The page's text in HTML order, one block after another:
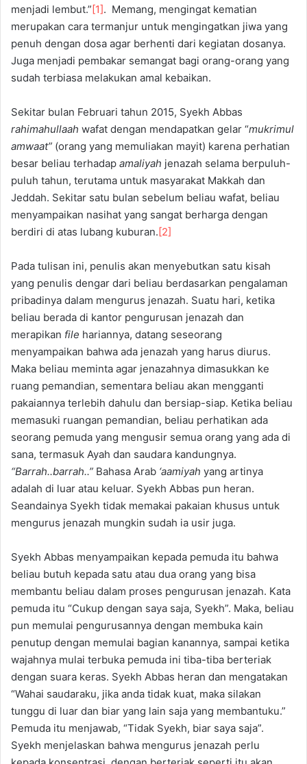
menjadi lembut.”[1]. Memang, mengingat kematian
merupakan cara termanjur untuk mengingatkan jiwa yang
penuh dengan dosa agar berhenti dari kegiatan dosanya.
Juga menjadi pembakar semangat bagi orang-orang yang
sudah terbiasa melakukan amal kebaikan.
Sekitar bulan Februari tahun 2015, Syekh Abbas
rahimahullaah wafat dengan mendapatkan gelar “mukrimul
amwaat” (orang yang memuliakan mayit) karena perhatian
besar beliau terhadap amaliyah jenazah selama berpuluh-
puluh tahun, terutama untuk masyarakat Makkah dan
Jeddah. Sekitar satu bulan sebelum beliau wafat, beliau
menyampaikan nasihat yang sangat berharga dengan
berdiri di atas lubang kuburan.[2]
Pada tulisan ini, penulis akan menyebutkan satu kisah
yang penulis dengar dari beliau berdasarkan pengalaman
pribadinya dalam mengurus jenazah. Suatu hari, ketika
beliau berada di kantor pengurusan jenazah dan
merapikan file hariannya, datang seseorang
menyampaikan bahwa ada jenazah yang harus diurus.
Maka beliau meminta agar jenazahnya dimasukkan ke
ruang pemandian, sementara beliau akan mengganti
pakaiannya terlebih dahulu dan bersiap-siap. Ketika beliau
memasuki ruangan pemandian, beliau perhatikan ada
seorang pemuda yang mengusir semua orang yang ada di
sana, termasuk Ayah dan saudara kandungnya.
“Barrah..barrah..” Bahasa Arab ‘aamiyah yang artinya
adalah di luar atau keluar. Syekh Abbas pun heran.
Seandainya Syekh tidak memakai pakaian khusus untuk
mengurus jenazah mungkin sudah ia usir juga.
Syekh Abbas menyampaikan kepada pemuda itu bahwa
beliau butuh kepada satu atau dua orang yang bisa
membantu beliau dalam proses pengurusan jenazah. Kata
pemuda itu “Cukup dengan saya saja, Syekh”. Maka, beliau
pun memulai pengurusannya dengan membuka kain
penutup dengan memulai bagian kanannya, sampai ketika
wajahnya mulai terbuka pemuda ini tiba-tiba berteriak
dengan suara keras. Syekh Abbas heran dan mengatakan
“Wahai saudaraku, jika anda tidak kuat, maka silakan
tunggu di luar dan biar yang lain saja yang membantuku.”
Pemuda itu menjawab, “Tidak Syekh, biar saya saja”.
Syekh menjelaskan bahwa mengurus jenazah perlu